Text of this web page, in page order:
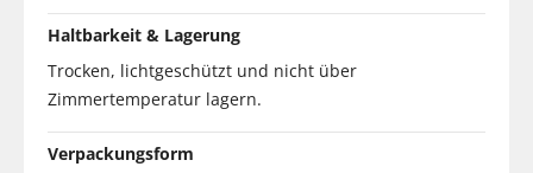
Haltbarkeit & Lagerung
Trocken, lichtgeschützt und nicht über
Zimmertemperatur lagern.
Verpackungsform